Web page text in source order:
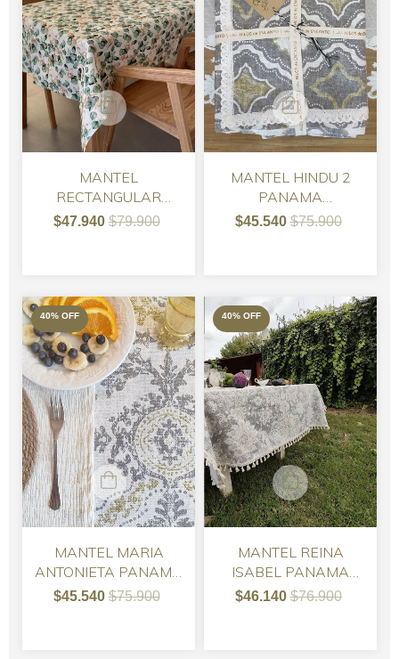
MANTEL
RECTANGULAR
GABARDINA
$47.940$79.900
MANTEL HINDU 2
PANAMA
RECTANGULAR
$45.540$75.900
40% OFF
MANTEL MARIA
ANTONIETA PANAMA
RECTANGULAR
$45.540$75.900
40% OFF
MANTEL REINA
ISABEL PANAMA
RECTANGULAR
$46.140$76.900